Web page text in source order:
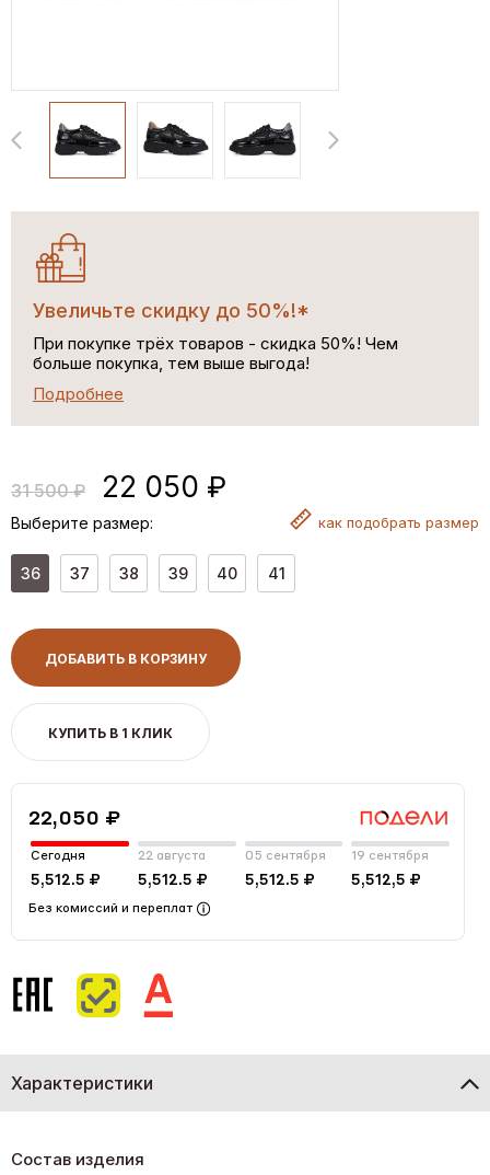
Увеличьте скидку до 50%!*
При покупке трёх товаров - скидка 50%! Чем
больше покупка, тем выше выгода!
Подробнее
31 500 ₽ 22 050 ₽
Выберите размер: как подобрать размер
36 37 38 39 40 41
ДОБАВИТЬ В КОРЗИНУ
КУПИТЬ В 1 КЛИК
22,050 ₽
Сегодня
5,512.5 ₽
22 августа
5,512.5 ₽
05 сентября
5,512.5 ₽
19 сентября
5,512,5 ₽
Без комиссий и переплат
Характеристики
Состав изделия